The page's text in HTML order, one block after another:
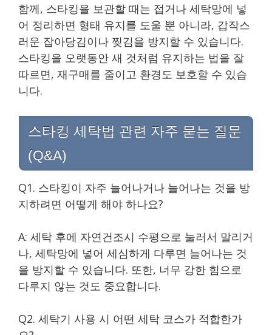
함께, 스타킹을 보관할 때는 접거나 세탁망에 넣
어 정리하면 형태 유지를 도울 뿐 아니라, 갑작스
러운 잡아당김이나 찢김을 방지할 수 있습니다.
스타킹을 오랫동안 새 것처럼 유지하는 법을 잘
따르면, 재구매를 줄이고 환경도 보호할 수 있습
니다.
스타킹 세탁법 관련 자주 묻는 질문
(Q&A)
Q1. 스타킹이 자주 늘어나거나 늘어나는 것을 방
지하려면 어떻게 해야 하나요?
A: 세탁 후에 자연건조시 수평으로 눌러서 말리거
나, 세탁망에 넣어 세심하게 다루면 늘어나는 것
을 방지할 수 있습니다. 또한, 너무 강한 힘으로
다루지 않는 것도 중요합니다.
Q2. 세탁기 사용 시 어떤 세탁 코스가 적합한가